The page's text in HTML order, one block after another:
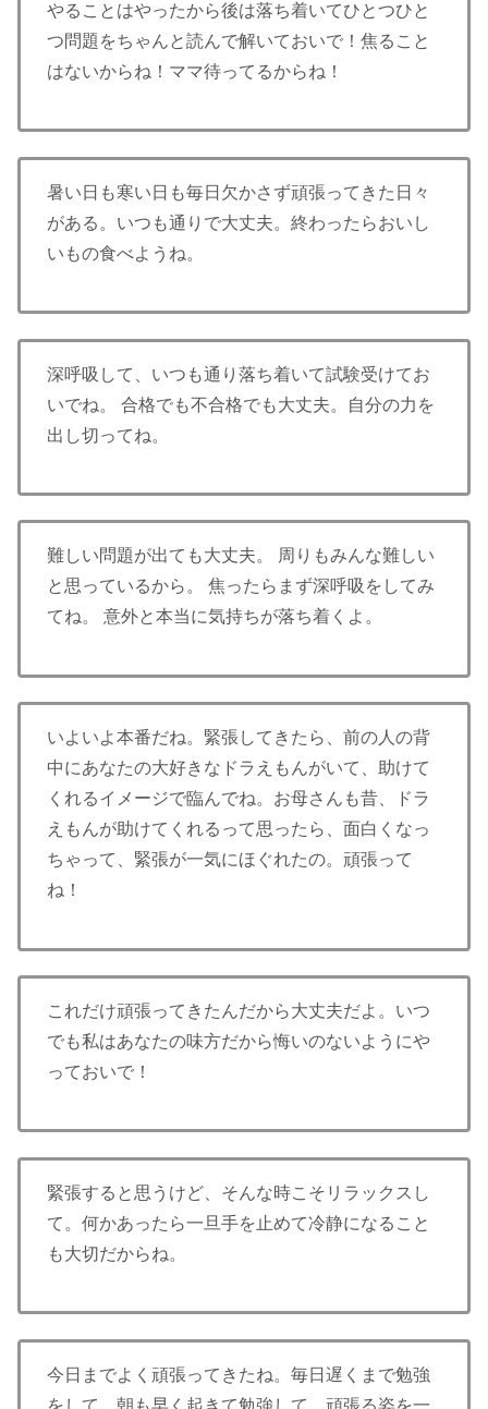
やることはやったから後は落ち着いてひとつひと
つ問題をちゃんと読んで解いておいで！焦ること
はないからね！ママ待ってるからね！
暑い日も寒い日も毎日欠かさず頑張ってきた日々
がある。いつも通りで大丈夫。終わったらおいし
いもの食べようね。
深呼吸して、いつも通り落ち着いて試験受けてお
いでね。 合格でも不合格でも大丈夫。自分の力を
出し切ってね。
難しい問題が出ても大丈夫。 周りもみんな難しい
と思っているから。 焦ったらまず深呼吸をしてみ
てね。 意外と本当に気持ちが落ち着くよ。
いよいよ本番だね。緊張してきたら、前の人の背
中にあなたの大好きなドラえもんがいて、助けて
くれるイメージで臨んでね。お母さんも昔、ドラ
えもんが助けてくれるって思ったら、面白くなっ
ちゃって、緊張が一気にほぐれたの。頑張って
ね！
これだけ頑張ってきたんだから大丈夫だよ。いつ
でも私はあなたの味方だから悔いのないようにや
っておいで！
緊張すると思うけど、そんな時こそリラックスし
て。何かあったら一旦手を止めて冷静になること
も大切だからね。
今日までよく頑張ってきたね。毎日遅くまで勉強
をして、朝も早く起きて勉強して。頑張る姿を一